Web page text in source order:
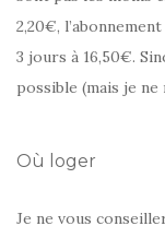
2,20€,
3 jours à 16,50€.
possible (mais je
Où loger
Je ne vous